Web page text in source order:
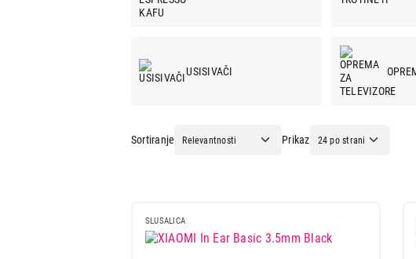
Mobilni telefoni i tableti
Mali kuhinjski aparati USISIVAČI
APARATI ZA TRETIRANJE
Sortiranje Prikaz
SLUSALICA